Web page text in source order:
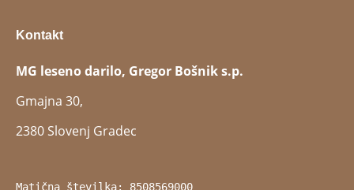
Kontakt
MG leseno darilo, Gregor Bošnik s.p.
Gmajna 30,
2380 Slovenj Gradec
Matična številka: 8508569000